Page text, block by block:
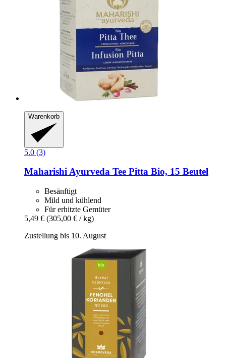
Warenkorb
5.0 (3)
Maharishi Ayurveda Tee Pitta Bio, 15 Beutel
Besänftigt
Mild und kühlend
Für erhitzte Gemüter
5,49 € (305,00 € / kg)
Zustellung bis 10. August